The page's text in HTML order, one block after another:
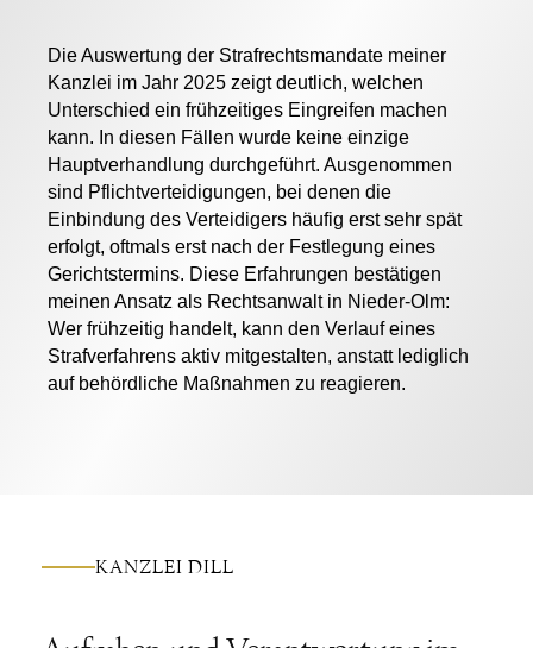
Die Auswertung der Strafrechtsmandate meiner
Kanzlei im Jahr 2025 zeigt deutlich, welchen
Unterschied ein frühzeitiges Eingreifen machen
kann. In diesen Fällen wurde keine einzige
Hauptverhandlung durchgeführt. Ausgenommen
sind Pflichtverteidigungen, bei denen die
Einbindung des Verteidigers häufig erst sehr spät
erfolgt, oftmals erst nach der Festlegung eines
Gerichtstermins. Diese Erfahrungen bestätigen
meinen Ansatz als Rechtsanwalt in Nieder-Olm:
Wer frühzeitig handelt, kann den Verlauf eines
Strafverfahrens aktiv mitgestalten, anstatt lediglich
auf behördliche Maßnahmen zu reagieren.
KANZLEI DILL